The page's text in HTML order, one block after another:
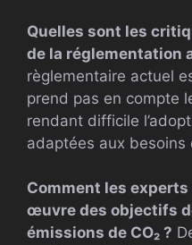
Quelles sont les
de la réglementation
règlementaire actuel
prend pas en compte
rendant difficile
adaptées aux besoins
Comment les
œuvre des objectifs
émissions de CO₂ ?